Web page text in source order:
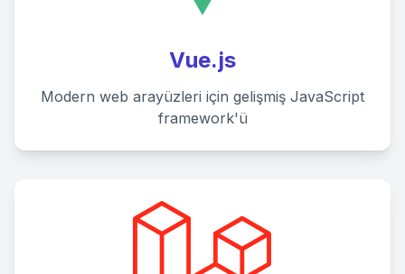
Vue.js
Modern web arayüzleri için gelişmiş JavaScript
framework'ü